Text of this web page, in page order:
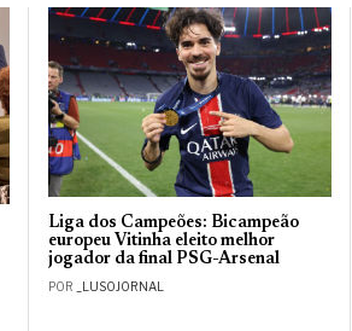
Liga dos Campeões: Bicampeão
europeu Vitinha eleito melhor
jogador da final PSG-Arsenal
POR _LUSOJORNAL